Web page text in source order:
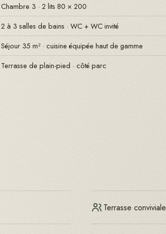
Chambre 3 · 2 lits 80 × 200
2 à 3 salles de bains · WC + WC invité
Séjour 35 m² · cuisine équipée haut de gamme
Terrasse de plain-pied · côté parc
Terrasse conviviale